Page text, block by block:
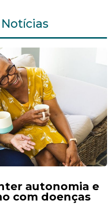
autonomia e
com doenças